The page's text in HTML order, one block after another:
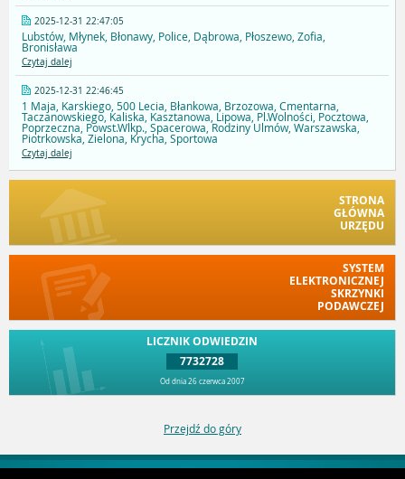
2025-12-31 22:47:05
Lubstów, Młynek, Błonawy, Police, Dąbrowa, Płoszewo, Zofia,
Bronisława
Czytaj dalej
2025-12-31 22:46:45
1 Maja, Karskiego, 500 Lecia, Błankowa, Brzozowa, Cmentarna,
Taczanowskiego, Kaliska, Kasztanowa, Lipowa, Pl.Wolności, Pocztowa,
Poprzeczna, Powst.Wlkp., Spacerowa, Rodziny Ulmów, Warszawska,
Piotrkowska, Zielona, Krycha, Sportowa
Czytaj dalej
STRONA
GŁÓWNA
URZĘDU
SYSTEM
ELEKTRONICZNEJ
SKRZYNKI
PODAWCZEJ
LICZNIK ODWIEDZIN
7732728
Od dnia 26 czerwca 2007
Przejdź do góry